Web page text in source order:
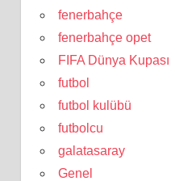
fenerbahçe
fenerbahçe opet
FIFA Dünya Kupası
futbol
futbol kulübü
futbolcu
galatasaray
Genel